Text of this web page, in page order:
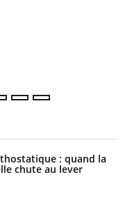
: quand la
chute au lever